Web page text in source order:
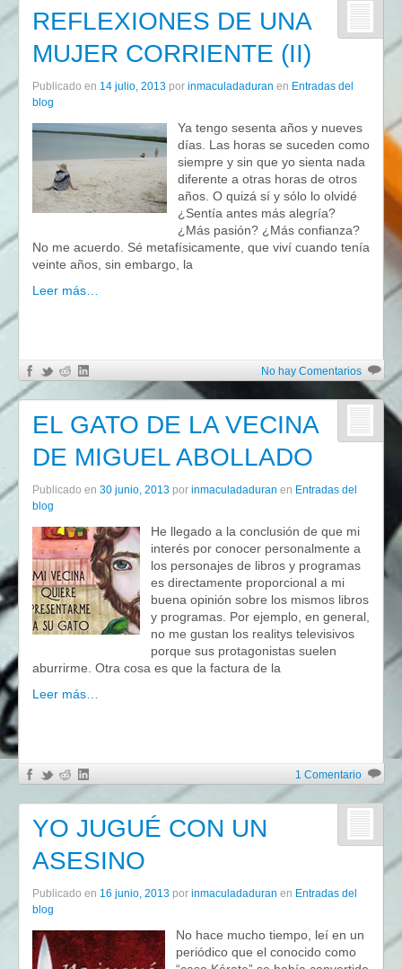
REFLEXIONES DE UNA
MUJER CORRIENTE (II)
Publicado en 14 julio, 2013 por inmaculadaduran en Entradas del
blog
Ya tengo sesenta años y nueves
días. Las horas se suceden como
siempre y sin que yo sienta nada
diferente a otras horas de otros
años. O quizá sí y sólo lo olvidé
¿Sentía antes más alegría?
¿Más pasión? ¿Más confianza?
No me acuerdo. Sé metafísicamente, que viví cuando tenía
veinte años, sin embargo, la
Leer más…
No hay Comentarios
EL GATO DE LA VECINA
DE MIGUEL ABOLLADO
Publicado en 30 junio, 2013 por inmaculadaduran en Entradas del
blog
He llegado a la conclusión de que mi
interés por conocer personalmente a
los personajes de libros y programas
es directamente proporcional a mi
buena opinión sobre los mismos libros
y programas. Por ejemplo, en general,
no me gustan los realitys televisivos
porque sus protagonistas suelen
aburrirme. Otra cosa es que la factura de la
Leer más…
1 Comentario
YO JUGUÉ CON UN
ASESINO
Publicado en 16 junio, 2013 por inmaculadaduran en Entradas del
blog
No hace mucho tiempo, leí en un
periódico que el conocido como